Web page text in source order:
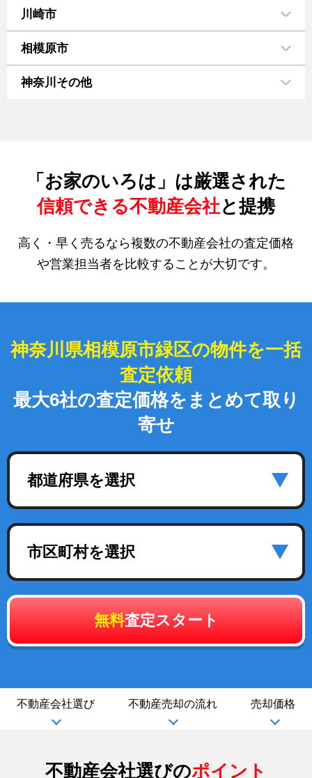
川崎市
相模原市
神奈川その他
「お家のいろは」は厳選された
信頼できる不動産会社と提携
高く・早く売るなら複数の不動産会社の査定価格
や営業担当者を比較することが大切です。
神奈川県相模原市緑区の物件を一括
査定依頼
最大6社の査定価格をまとめて取り
寄せ
都道府県を選択
市区町村を選択
無料査定スタート
不動産会社選び 不動産売却の流れ 売却価格
不動産会社選びのポイント